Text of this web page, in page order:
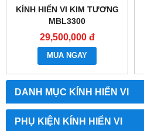
DANH MỤC KÍNH HIỂN VI
PHỤ KIỆN KÍNH HIỂN VI
KÍNH HIỂN VI KIM TƯƠNG
MBL3300
29,500,000 đ
MUA NGAY